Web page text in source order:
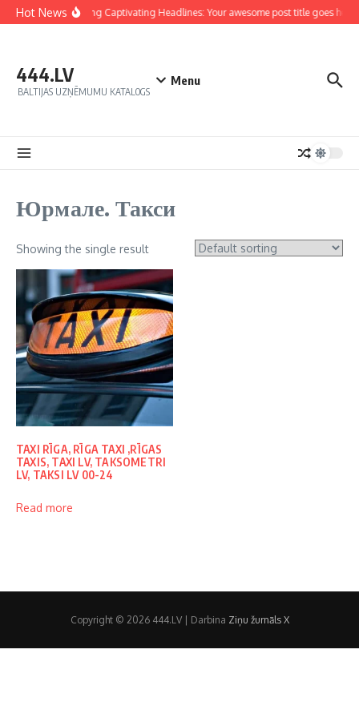
Hot NewsCrafting Captivating Headlines: Your awesome post title goes here
444.LV
BALTIJAS UZŅĒMUMU KATALOGS
Menu
Юрмале. Такси
Showing the single result
TAXI RĪGA, RĪGA TAXI ,RĪGAS
TAXIS, TAXI LV, TAKSOMETRI
LV, TAKSI LV 00-24
Read more
Copyright © 2026 444.LV | Darbina Ziņu žurnāls X